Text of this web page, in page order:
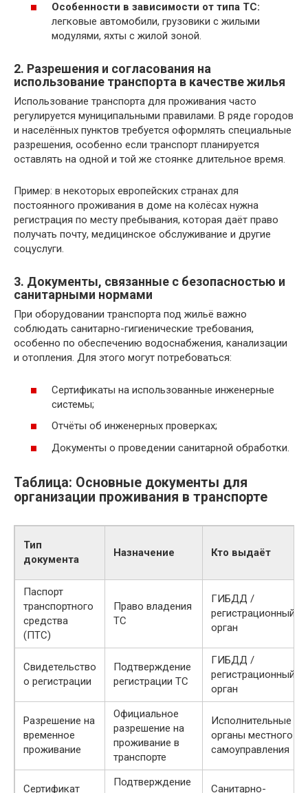
Особенности в зависимости от типа ТС:
легковые автомобили, грузовики с жилыми
модулями, яхты с жилой зоной.
2. Разрешения и согласования на
использование транспорта в качестве жилья
Использование транспорта для проживания часто
регулируется муниципальными правилами. В ряде городов
и населённых пунктов требуется оформлять специальные
разрешения, особенно если транспорт планируется
оставлять на одной и той же стоянке длительное время.
Пример: в некоторых европейских странах для
постоянного проживания в доме на колёсах нужна
регистрация по месту пребывания, которая даёт право
получать почту, медицинское обслуживание и другие
соцуслуги.
3. Документы, связанные с безопасностью и
санитарными нормами
При оборудовании транспорта под жильё важно
соблюдать санитарно-гигиенические требования,
особенно по обеспечению водоснабжения, канализации
и отопления. Для этого могут потребоваться:
Сертификаты на использованные инженерные
системы;
Отчёты об инженерных проверках;
Документы о проведении санитарной обработки.
Таблица: Основные документы для
организации проживания в транспорте
Тип
документа
Назначение Кто выдаёт
Паспорт
транспортного
средства
(ПТС)
Право владения
ТС
ГИБДД /
регистрационный
орган
Свидетельство
о регистрации
Подтверждение
регистрации ТС
ГИБДД /
регистрационный
орган
Разрешение на
временное
проживание
Официальное
разрешение на
проживание в
транспорте
Исполнительные
органы местного
самоуправления
Сертификат
Подтверждение
Санитарно-